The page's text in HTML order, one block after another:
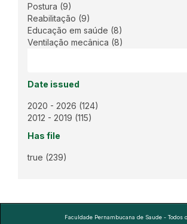
Postura (9)
Reabilitação (9)
Educação em saúde (8)
Ventilação mecânica (8)
Date issued
2020 - 2026 (124)
2012 - 2019 (115)
Has file
true (239)
Faculdade Pernambucana de Saude - Todos